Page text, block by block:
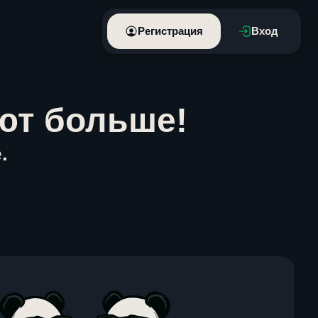
Регистрация Вход
больше!